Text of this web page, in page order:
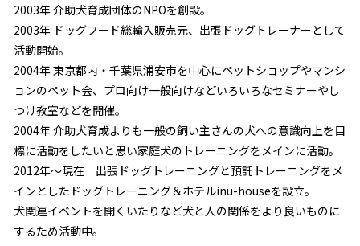
2003年 介助犬育成団体のNPOを創設。
2003年 ドッグフード総輸入販売元、出張ドッグトレーナーとして
活動開始。
2004年 東京都内・千葉県浦安市を中心にペットショップやマンシ
ョンのペット会、プロ向け一般向けなどいろいろなセミナーやし
つけ教室などを開催。
2004年 介助犬育成よりも一般の飼い主さんの犬への意識向上を目
標に活動をしたいと思い家庭犬のトレーニングをメインに活動。
2012年〜現在 出張ドッグトレーニングと預託トレーニングをメ
インとしたドッグトレーニング＆ホテルinu-houseを設立。
犬関連イベントを開くいたりなど犬と人の関係をより良いものに
するため活動中。